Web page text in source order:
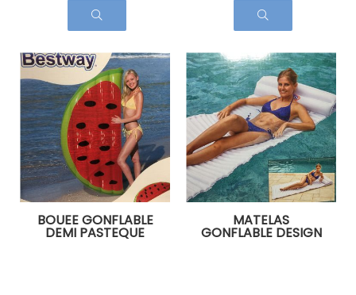
BOUEE GONFLABLE
DEMI PASTEQUE
MATELAS
GONFLABLE DESIGN